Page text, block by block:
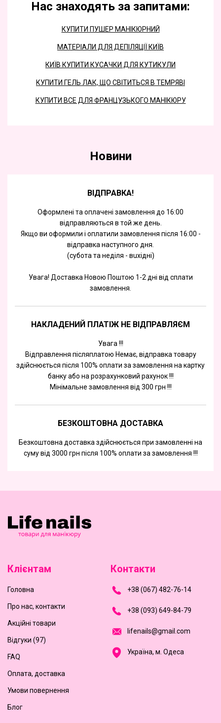
Нас знаходять за запитами:
КУПИТИ ПУШЕР МАНІКЮРНИЙ
МАТЕРІАЛИ ДЛЯ ДЕПІЛЯЦІЇ КИЇВ
КИЇВ КУПИТИ КУСАЧКИ ДЛЯ КУТИКУЛИ
КУПИТИ ГЕЛЬ ЛАК, ЩО СВІТИТЬСЯ В ТЕМРЯВІ
КУПИТИ ВСЕ ДЛЯ ФРАНЦУЗЬКОГО МАНІКЮРУ
Новини
ВІДПРАВКА!
Оформлені та оплачені замовлення до 16:00
відправляються в той же день.
Якщо ви оформили і оплатили замовлення після 16:00 -
відправка наступного дня.
(субота та недiля - вuхiднi)
Увага! Доставка Новою Поштою 1-2 дні від сплати
замовлення.
НАКЛАДЕНИЙ ПЛАТІЖ НЕ ВІДПРАВЛЯЄМ
Увага !!!
Відправлення післяплатою Немає, відправка товару
здійснюється після 100% оплати за замовлення на картку
банку або на розрахунковий рахунок !!!
Мінімальне замовлення від 300 грн !!!
БЕЗКОШТОВНА ДОСТАВКА
Безкоштовна доставка здійснюється при замовленні на
суму від 3000 грн після 100% оплати за замовлення !!!
Клієнтам
Головна
Про нас, контакти
Акційні товари
Відгуки (97)
FAQ
Оплата, доставка
Умови повернення
Блог
Контакти
+38 (067) 482-76-14
+38 (093) 649-84-79
ifenai s@gmai com
Україна, м. Одеса